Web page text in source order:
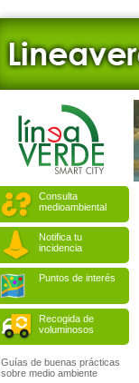
Consulta
medioambiental
Notifica tu
incidencia
Puntos de interés
Recogida de
voluminosos
Guías de buenas prácticas
sobre medio ambiente